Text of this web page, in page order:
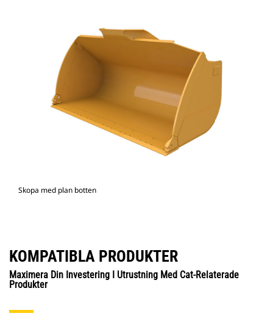
Skopa med plan botten
KOMPATIBLA PRODUKTER
Maximera Din Investering I Utrustning Med Cat-Relaterade
Produkter